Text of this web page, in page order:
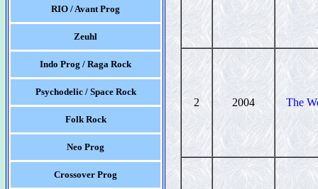
RIO / Avant Prog
Zeuhl
Indo Prog / Raga Rock
Psychodelic / Space Rock
Folk Rock
Neo Prog
Crossover Prog
2 2004 The